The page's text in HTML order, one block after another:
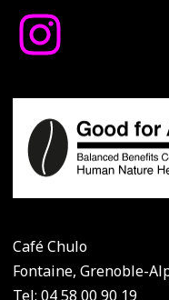
Café Chulo
Fontaine, Grenoble-
Tel: 04 58 00 90 19